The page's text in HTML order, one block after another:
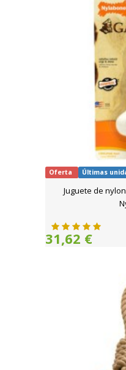
Oferta Últimas
Juguete de
31,62 €